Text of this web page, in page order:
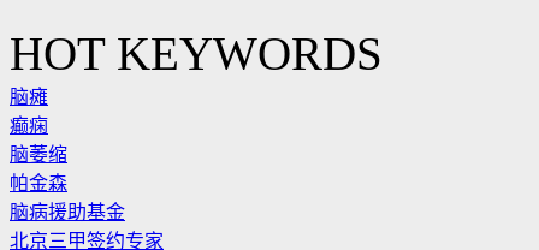
HOT KEYWORDS
脑瘫
癫痫
脑萎缩
帕金森
脑病援助基金
北京三甲签约专家